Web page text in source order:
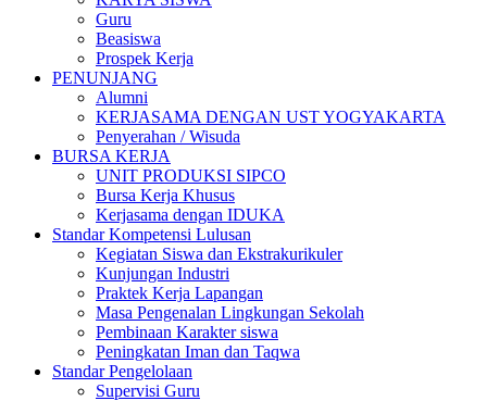
Guru
Beasiswa
Prospek Kerja
PENUNJANG
Alumni
KERJASAMA DENGAN UST YOGYAKARTA
Penyerahan / Wisuda
BURSA KERJA
UNIT PRODUKSI SIPCO
Bursa Kerja Khusus
Kerjasama dengan IDUKA
Standar Kompetensi Lulusan
Kegiatan Siswa dan Ekstrakurikuler
Kunjungan Industri
Praktek Kerja Lapangan
Masa Pengenalan Lingkungan Sekolah
Pembinaan Karakter siswa
Peningkatan Iman dan Taqwa
Standar Pengelolaan
Supervisi Guru